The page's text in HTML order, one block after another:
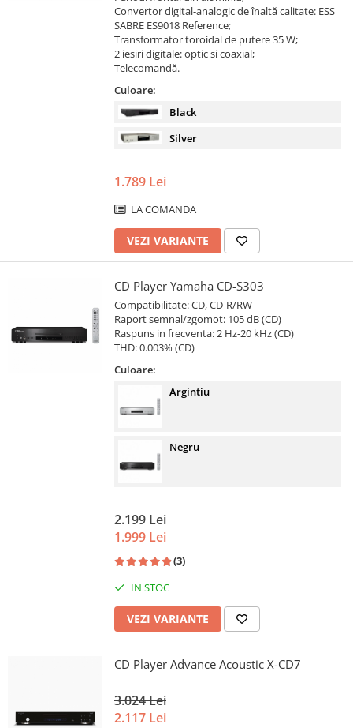
Convertor digital-analogic de înaltă calitate: ESS
SABRE ES9018 Reference;
Transformator toroidal de putere 35 W;
2 iesiri digitale: optic si coaxial;
Telecomandă.
Culoare:
Black
Silver
1.789 Lei
LA COMANDA
VEZI VARIANTE
CD Player Yamaha CD-S303
Compatibilitate: CD, CD-R/RW
Raport semnal/zgomot: 105 dB (CD)
Raspuns in frecventa: 2 Hz-20 kHz (CD)
THD: 0.003% (CD)
Culoare:
Argintiu
Negru
2.199 Lei
1.999 Lei
(3)
IN STOC
VEZI VARIANTE
CD Player Advance Acoustic X-CD7
3.024 Lei
2.117 Lei